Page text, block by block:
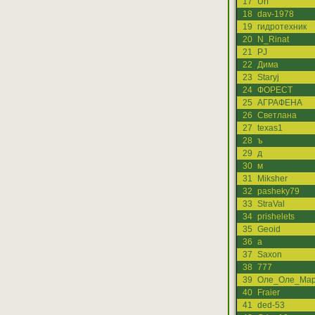
18 dav-1978
19 гидротехник
20
N_Rinat
21
PJ
22 Дима
23 Staryj
24 ФОРЕСТ
25 АГРАФЕНА
26 Светлана
27 texas1
28 ъ
29 д
30 м
31
Miksher
32 pasheky79
33 StraVal
34 prishelets
35 Geoid
36 а
37 Saxon
38 777
39
40
Fraier
41 ded-53